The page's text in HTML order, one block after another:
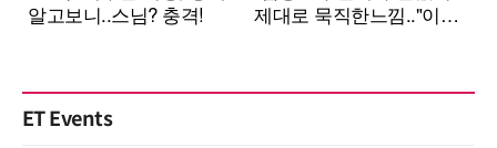
ET Events